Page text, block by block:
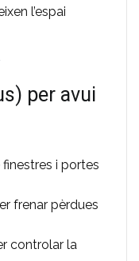
l’espai
per avui
i portes
frenar pèrdues
controlar la